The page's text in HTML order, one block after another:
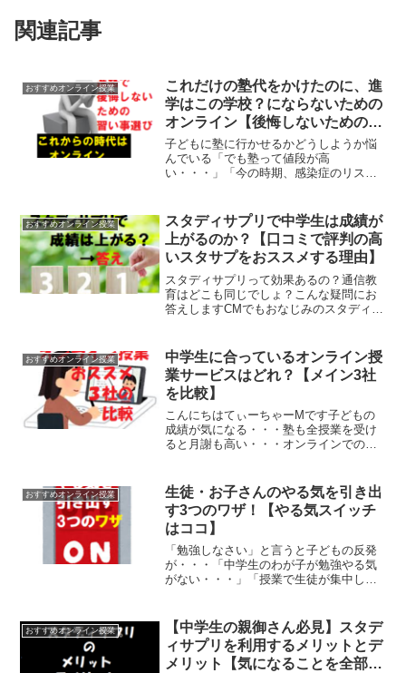
関連記事
おすすめオンライン授業
これだけの塾代をかけたのに、進
学はこの学校？にならないための
オンライン【後悔しないための習
い事選び】
子どもに塾に行かせるかどうしようか悩
んでいる「でも塾って値段が高
い・・・」「今の時期、感染症のリスク
様々な心配が出てきますですが、学び方
は塾だけではありません今の時代、と...
おすすめオンライン授業
スタディサプリで中学生は成績が
上がるのか？【口コミで評判の高
いスタサプをおススメする理由】
スタディサプリって効果あるの？通信教
育はどこも同じでしょ？こんな疑問にお
答えしますCMでもおなじみのスタディサ
スを持って、幅広い世代のニーズにこた
えているスタディサプリ...
おすすめオンライン授業
中学生に合っているオンライン授
業サービスはどれ？【メイン3社
を比較】
こんにちはてぃーちゃーMです子どもの
成績が気になる・・・塾も全授業を受け
ると月謝も高い・・・オンラインでの通
の学習はこれから着実に伸びる分野です
だからこそサービス会社を...
おすすめオンライン授業
生徒・お子さんのやる気を引き出
す3つのワザ！【やる気スイッチ
はココ】
「勉強しなさい」と言うと子どもの反発
が・・・「中学生のわが子が勉強やる気
がない・・・」「授業で生徒が集中して
でも当たり前のようにこういう場面はあ
りますですがこの悩みは、...
おすすめオンライン授業
【中学生の親御さん必見】スタデ
ィサプリを利用するメリットとデ
メリット【気になることを全部ま